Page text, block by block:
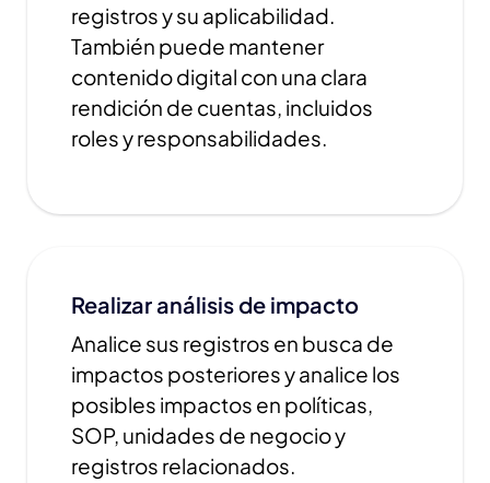
registros y su aplicabilidad.
También puede mantener
contenido digital con una clara
rendición de cuentas, incluidos
roles y responsabilidades.
Realizar análisis de impacto
Analice sus registros en busca de
impactos posteriores y analice los
posibles impactos en políticas,
SOP, unidades de negocio y
registros relacionados.